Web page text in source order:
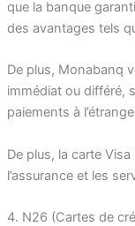
que la banque
des avantages tels
De plus, Monabanq
immédiat ou différé,
paiements à
De plus, la carte
l’assurance et les
4. N26 (Cartes de